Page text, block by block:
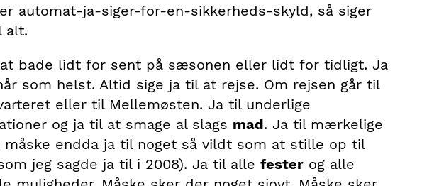
automat-ja-siger-for-en-sikkerheds-skyld, så siger
alt.
bade lidt for sent på sæsonen eller lidt for tidligt. Ja
som helst. Altid sige ja til at rejse. Om rejsen går til
eller til Mellemøsten. Ja til underlige
og ja til at smage al slags mad. Ja til mærkelige
måske endda ja til noget så vildt som at stille op til
jeg sagde ja til i 2008). Ja til alle fester og alle